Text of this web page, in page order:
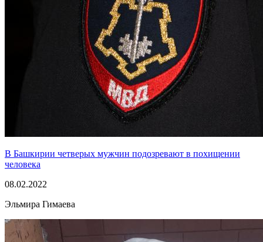
В Башкирии четверых мужчин подозревают в похищении
человека
08.02.2022
Эльмира Гимаева